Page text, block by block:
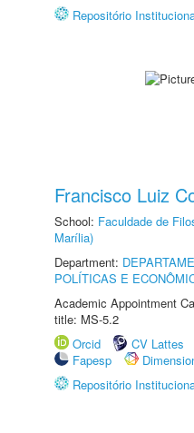
Repositório
Francisco Luiz
School: Faculdade de
Marília)
Department:
POLÍTICAS E
Academic Appointment
title: MS-5.2
Orcid
CV Lattes
Fapesp
Repositório